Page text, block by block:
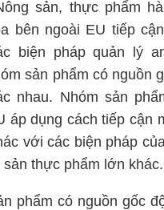
sản, thực phẩm
bên ngoài EU tiếp
biện pháp quản lý
sản phẩm có nguồn
nhau. Nhóm sản
áp dụng cách tiếp cận
với các biện pháp
sản thực phẩm lớn khác.
phẩm có nguồn gốc